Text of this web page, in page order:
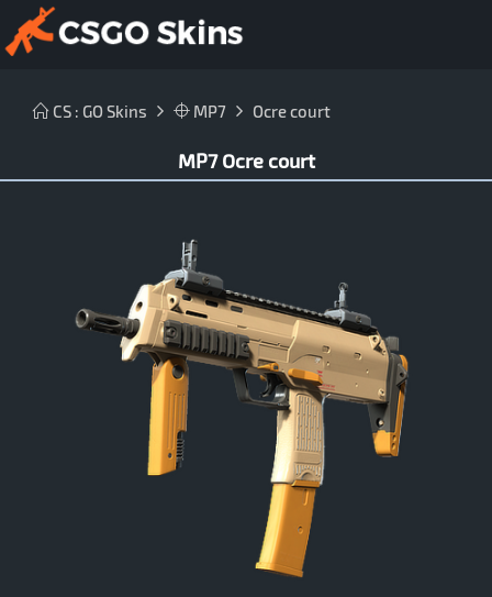
CS : GO Skins MP7 Ocre court
MP7 Ocre court